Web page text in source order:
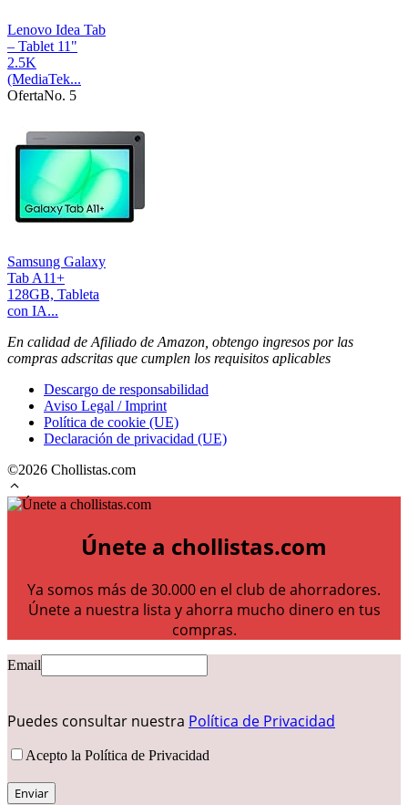
Lenovo Idea Tab
– Tablet 11"
2.5K
(MediaTek...
OfertaNo. 5
Samsung Galaxy
Tab A11+
128GB, Tableta
con IA...
En calidad de Afiliado de Amazon, obtengo ingresos por las
compras adscritas que cumplen los requisitos aplicables
Descargo de responsabilidad
Aviso Legal / Imprint
Política de cookie (UE)
Declaración de privacidad (UE)
©2026 Chollistas.com
Únete a chollistas.com
Ya somos más de 30.000 en el club de ahorradores.
Únete a nuestra lista y ahorra mucho dinero en tus
compras.
Email
Puedes consultar nuestra Política de Privacidad
Acepto la Política de Privacidad